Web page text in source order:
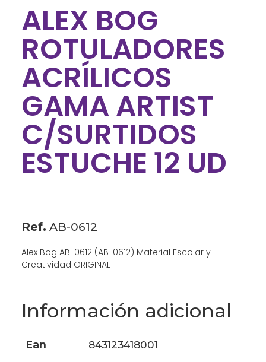
ALEX BOG
ROTULADORES
ACRÍLICOS
GAMA ARTIST
C/SURTIDOS
ESTUCHE 12 UD
Ref. AB-0612
Alex Bog AB-0612 (AB-0612) Material Escolar y
Creatividad ORIGINAL
Información adicional
ean
843123418001